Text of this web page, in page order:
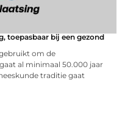
toepasbaar bij een gezond
om de
al minimaal 50.000 jaar
traditie gaat